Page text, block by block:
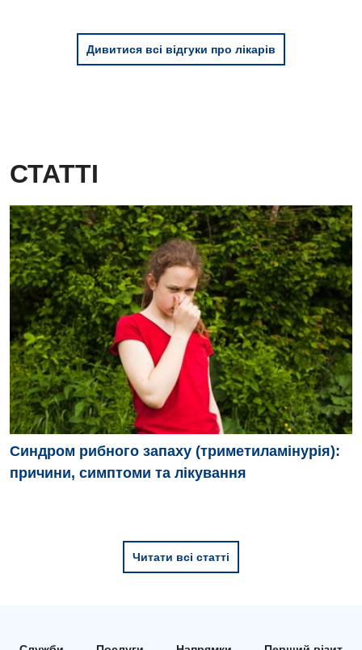
Дитяча ендокринологія
Дитяча оториноларингологія
Дитяча офтальмологія
Дитяча урологія
Дитяча хірургія
Педіатрія
Дивитися всі відгуки про лікарів
СТАТТІ
Синдром рибного запаху (триметиламінурія):
причини, симптоми та лікування
Читати всі статті